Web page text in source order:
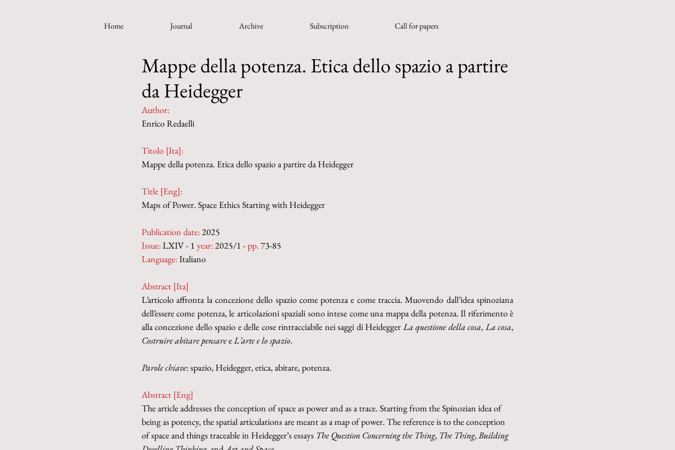
Home Journal Archive Subscription Call for papers
Mappe della potenza. Etica dello spazio a partire
da Heidegger
Author:
Enrico Redaelli
Titolo [Ita]:
Mappe della potenza. Etica dello spazio a partire da Heidegger
Title [Eng]:
Maps of Power. Space Ethics Starting with Heidegger
Publication date: 2025
Issue: LXIV - 1 year: 2025/1 - pp. 73-85
Language: Italiano
Abstract [Ita]
L’articolo affronta la concezione dello spazio come potenza e come traccia. Muovendo dall’idea spinoziana
dell’essere come potenza, le articolazioni spaziali sono intese come una mappa della potenza. Il riferimento è
alla concezione dello spazio e delle cose rintracciabile nei saggi di Heidegger La questione della cosa, La cosa
Costruire abitare pensare e L’arte e lo spazio.
Parole chiave: spazio, Heidegger, etica, abitare, potenza.
Abstract [Eng]
The article addresses the conception of space as power and as a trace. Starting from the Spinozian idea of
being as potency, the spatial articulations are meant as a map of power. The reference is to the conception
of space and things traceable in Heidegger’s essays The Question Concerning the Thing, The Thing, Building